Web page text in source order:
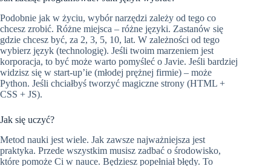
Podobnie jak w życiu, wybór narzędzi zależy od tego co
chcesz zrobić. Różne miejsca – różne języki. Zastanów się
gdzie chcesz być, za 2, 3, 5, 10, lat. W zależności od tego
wybierz język (technologię). Jeśli twoim marzeniem jest
korporacja, to być może warto pomyśleć o Javie. Jeśli bardziej
widzisz się w start-up’ie (młodej prężnej firmie) – może
Python. Jeśli chciałbyś tworzyć magiczne strony (HTML +
CSS + JS).
Jak się uczyć?
Metod nauki jest wiele. Jak zawsze najważniejsza jest
praktyka. Przede wszystkim musisz zadbać o środowisko,
które pomoże Ci w nauce. Będziesz popełniał błędy. To